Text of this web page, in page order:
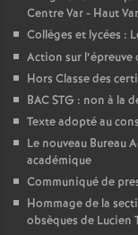
Centre Var - Haut Var
Collèges et lycées :
Action sur l’épreuve
Hors Classe des
BAC STG : non à la
Texte adopté au
Le nouveau Bureau
académique
Communiqué de
Hommage de la
obsèques de Lucien